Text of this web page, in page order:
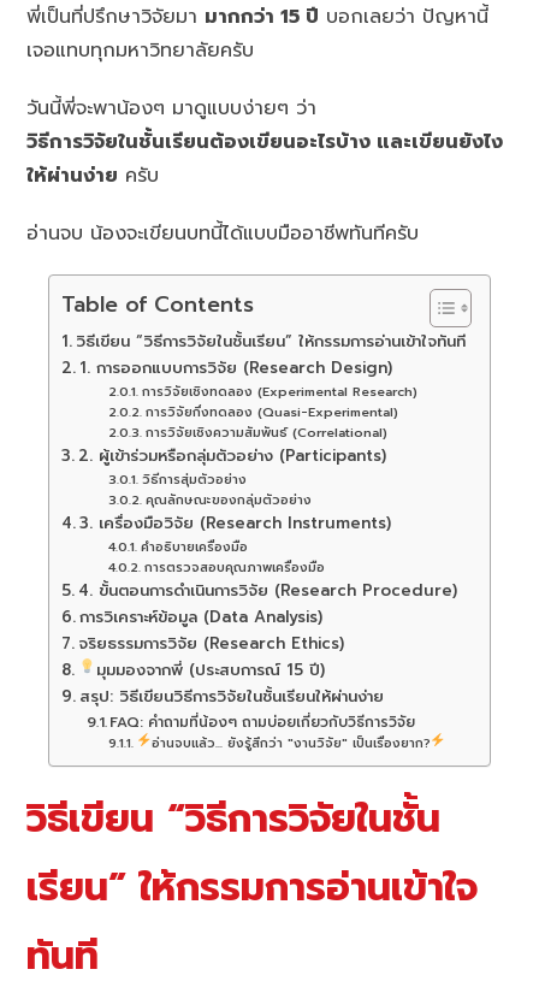
พี่เป็นที่ปรึกษาวิจัยมา มากกว่า 15 ปี บอกเลยว่า ปัญหานี้
เจอแทบทุกมหาวิทยาลัยครับ
วันนี้พี่จะพาน้องๆ มาดูแบบง่ายๆ ว่า
วิธีการวิจัยในชั้นเรียนต้องเขียนอะไรบ้าง และเขียนยังไง
ให้ผ่านง่าย ครับ
อ่านจบ น้องจะเขียนบทนี้ได้แบบมืออาชีพทันทีครับ
Table of Contents
วิธีเขียน “วิธีการวิจัยในชั้นเรียน” ให้กรรมการอ่านเข้าใจทันที
1. การออกแบบการวิจัย (Research Design)
การวิจัยเชิงทดลอง (Experimental Research)
การวิจัยกึ่งทดลอง (Quasi-Experimental)
การวิจัยเชิงความสัมพันธ์ (Correlational)
2. ผู้เข้าร่วมหรือกลุ่มตัวอย่าง (Participants)
วิธีการสุ่มตัวอย่าง
คุณลักษณะของกลุ่มตัวอย่าง
3. เครื่องมือวิจัย (Research Instruments)
คำอธิบายเครื่องมือ
การตรวจสอบคุณภาพเครื่องมือ
4. ขั้นตอนการดำเนินการวิจัย (Research Procedure)
การวิเคราะห์ข้อมูล (Data Analysis)
จริยธรรมการวิจัย (Research Ethics)
มุมมองจากพี่ (ประสบการณ์ 15 ปี)
สรุป: วิธีเขียนวิธีการวิจัยในชั้นเรียนให้ผ่านง่าย
FAQ: คำถามที่น้องๆ ถามบ่อยเกี่ยวกับวิธีการวิจัย
อ่านจบแล้ว... ยังรู้สึกว่า "งานวิจัย" เป็นเรื่องยาก?
วิธีเขียน “วิธีการวิจัยในชั้น
เรียน” ให้กรรมการอ่านเข้าใจ
ทันที